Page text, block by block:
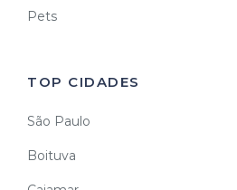
Pets
TOP CIDADES
São Paulo
Boituva